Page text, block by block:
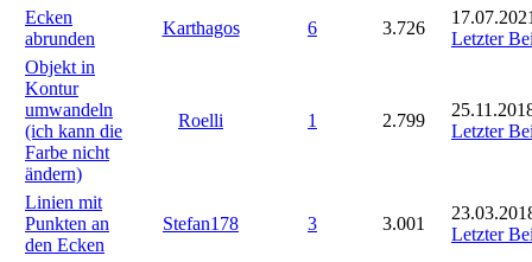
Ecken
abrunden
Karthagos 6 3.726
Letzter
Objekt in
Kontur
umwandeln
(ich kann die
Farbe nicht
ändern)
Roelli 1 2.799
Letzter
Linien mit
Punkten an
den Ecken
Stefan178 3 3.001
Letzter